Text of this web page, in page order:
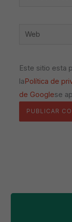
Web
Este sitio esta
la Política de
de Googlese